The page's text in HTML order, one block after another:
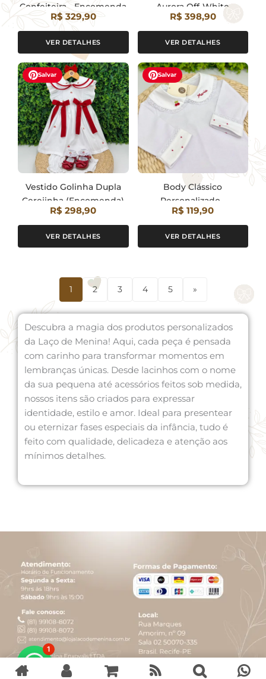
Confeiteira - Encomenda
R$ 329,90
VER DETALHES
Aurora Off-White
Personalizada
R$ 398,90
VER DETALHES
Salvar
Vestido Golinha Dupla
Cerejinha (Encomenda)
R$ 298,90
VER DETALHES
Salvar
Body Clássico
Personalizado -
Encomenda
R$ 119,90
VER DETALHES
1 2 3 4 5 »
Descubra a magia dos produtos personalizados
da Laço de Menina! Aqui, cada peça é pensada
com carinho para transformar momentos em
lembranças únicas. Desde lacinhos com o nome
da sua pequena até acessórios feitos sob medida,
nossos itens são criados para expressar
identidade, estilo e amor. Ideal para presentear
ou eternizar fases especiais da infância, tudo é
feito com qualidade, delicadeza e atenção aos
mínimos detalhes.
1